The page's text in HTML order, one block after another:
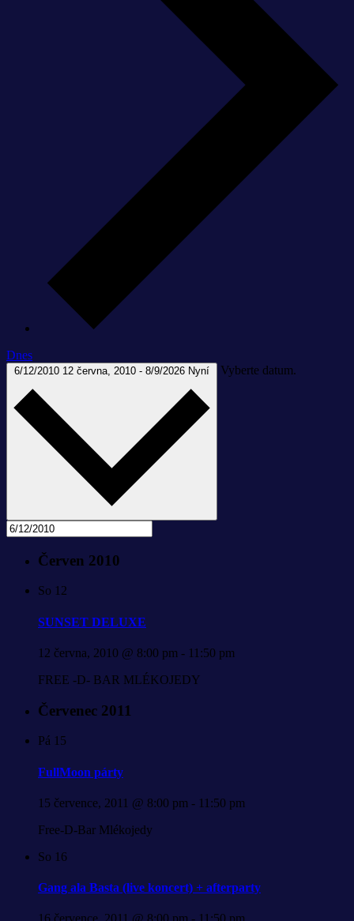
Dnes
6/12/2010 12 června, 2010 - 8/9/2026 Nyní Vyberte datum.
Červen 2010
So 12
SUNSET DELUXE
12 června, 2010 @ 8:00 pm - 11:50 pm
FREE -D- BAR MLÉKOJEDY
Červenec 2011
Pá 15
FullMoon párty
15 července, 2011 @ 8:00 pm - 11:50 pm
Free-D-Bar Mlékojedy
So 16
Gang ala Basta (live koncert) + afterparty